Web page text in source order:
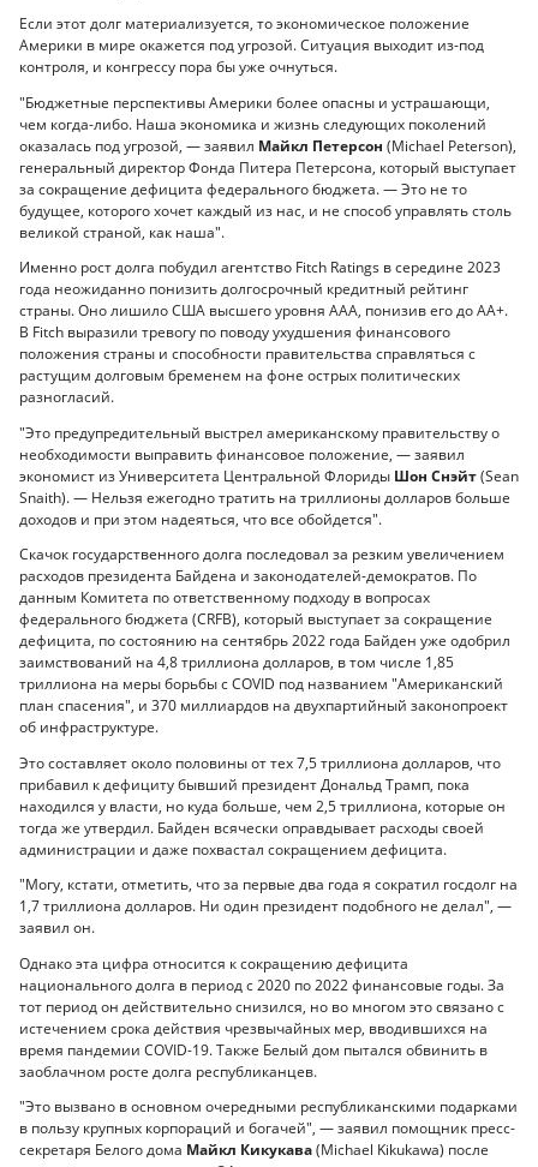
Если этот долг материализуется, то экономическое положение
Америки в мире окажется под угрозой. Ситуация выходит из-под
контроля, и конгрессу пора бы уже очнуться.
"Бюджетные перспективы Америки более опасны и устрашающи,
чем когда-либо. Наша экономика и жизнь следующих поколений
оказалась под угрозой, — заявил Майкл Петерсон (Michael Peterson),
генеральный директор Фонда Питера Петерсона, который выступает
за сокращение дефицита федерального бюджета. — Это не то
будущее, которого хочет каждый из нас, и не способ управлять столь
великой страной, как наша".
Именно рост долга побудил агентство Fitch Ratings в середине 2023
года неожиданно понизить долгосрочный кредитный рейтинг
страны. Оно лишило США высшего уровня ААА, понизив его до АА+.
В Fitch выразили тревогу по поводу ухудшения финансового
положения страны и способности правительства справляться с
растущим долговым бременем на фоне острых политических
разногласий.
"Это предупредительный выстрел американскому правительству о
необходимости выправить финансовое положение, — заявил
экономист из Университета Центральной Флориды Шон Снэйт(Sean
Snaith). — Нельзя ежегодно тратить на триллионы долларов больше
доходов и при этом надеяться, что все обойдется".
Скачок государственного долга последовал за резким увеличением
расходов президента Байдена и законодателей-демократов. По
данным Комитета по ответственному подходу в вопросах
федерального бюджета (CRFB), который выступает за сокращение
дефицита, по состоянию на сентябрь 2022 года Байден уже одобрил
заимствований на 4,8 триллиона долларов, в том числе 1,85
триллиона на меры борьбы с COVID под названием "Американский
план спасения", и 370 миллиардов на двухпартийный законопроект
об инфраструктуре.
Это составляет около половины от тех 7,5 триллиона долларов, что
прибавил к дефициту бывший президент Дональд Трамп, пока
находился у власти, но куда больше, чем 2,5 триллиона, которые он
тогда же утвердил. Байден всячески оправдывает расходы своей
администрации и даже похвастал сокращением дефицита.
"Могу, кстати, отметить, что за первые два года я сократил госдолг на
1,7 триллиона долларов. Ни один президент подобного не делал", —
заявил он.
Однако эта цифра относится к сокращению дефицита
национального долга в период с 2020 по 2022 финансовые годы. За
тот период он действительно снизился, но во многом это связано с
истечением срока действия чрезвычайных мер, вводившихся на
время пандемии COVID-19. Также Белый дом пытался обвинить в
заоблачном росте долга республиканцев.
"Это вызвано в основном очередными республиканскими подарками
в пользу крупных корпораций и богачей", — заявил помощник пресс-
секретаря Белого дома Майкл Кикукава(Michael Kikukawa) после